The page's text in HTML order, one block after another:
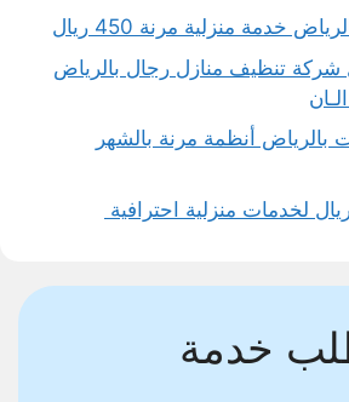
خدمة منزلية مرنة 450 ريال
شركة تنظيف منازل رجال بالرياض
بالرياض أنظمة مرنة بالشهر
خدمة